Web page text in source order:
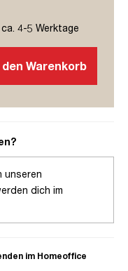
4-5 Werktage
den Warenkorb
unseren
dich im
im Homeoffice